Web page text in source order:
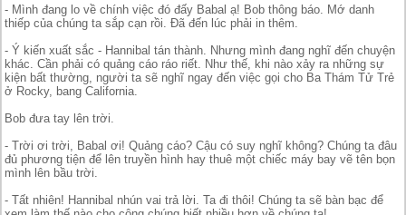
- Mình đang lo về chính việc đó đấy Babal ạ! Bob thông báo. Mớ danh
thiếp của chúng ta sắp cạn rồi. Đã đến lúc phải in thêm.
- Ý kiến xuất sắc - Hannibal tán thành. Nhưng mình đang nghĩ đến chuyện
khác. Cần phải có quảng cáo ráo riết. Như thế, khi nào xảy ra những sự
kiện bất thường, người ta sẽ nghĩ ngay đến việc gọi cho Ba Thám Tử Trẻ
ở Rocky, bang California.
Bob đưa tay lên trời.
- Trời ơi trời, Babal ơi! Quảng cáo? Cậu có suy nghĩ không? Chúng ta đâu
đủ phương tiện để lên truyền hình hay thuê một chiếc máy bay vẽ tên bọn
mình lên bầu trời.
- Tất nhiên! Hannibal nhún vai trả lời. Ta đi thôi! Chúng ta sẽ bàn bạc để